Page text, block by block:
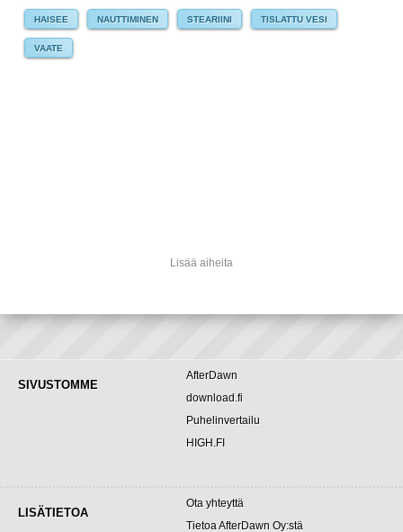
HAISEE NAUTTIMINEN STEARIINI TISLATTU VESI
VAATE
Lisää aiheita
SIVUSTOMME
AfterDawn
download.fi
Puhelinvertailu
HIGH.FI
LISÄTIETOA
Ota yhteyttä
Tietoa AfterDawn Oy:stä